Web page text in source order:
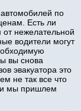
по
Есть ли
от нежелательной
водители могут
вы снова
эвакуатора это
не так все что
и мы пришлем